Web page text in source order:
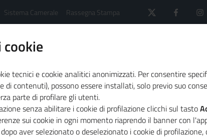
Sistema Camerale Rassegna Stampa
sistema camerale
Agenda
terza tappa nazionale
tecnici e cookie analitici anonimizzati. Per consentire
di contenuti), possono essere installati, solo previo suo
parte di profilare gli utenti.
senza abilitare i cookie di profilazione clicchi sul tasto
sui cookie in ogni momento riaprendo il banner con
aver selezionato o deselezionato i cookie di profilazione,